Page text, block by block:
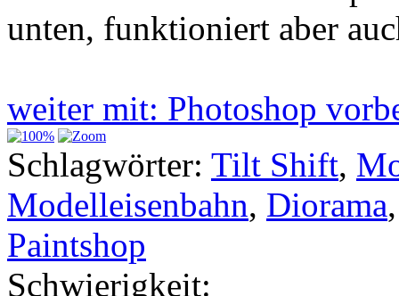
unten, funktioniert aber
weiter mit: Photoshop
Schlagwörter: Tilt Shift,
Modelleisenbahn, Diorama
Paintshop
Schwierigkeit: